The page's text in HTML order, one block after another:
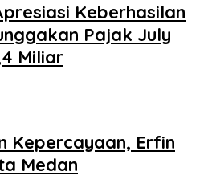
Keberhasilan
Pajak July
Miliar
Kepercayaan, Erfin
Medan